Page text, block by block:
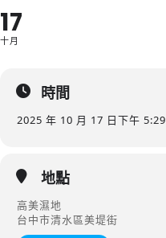
17
十月
時間
2025 年 10 月 17 日下午 5:29
地點
高美濕地
台中市清水區美堤街